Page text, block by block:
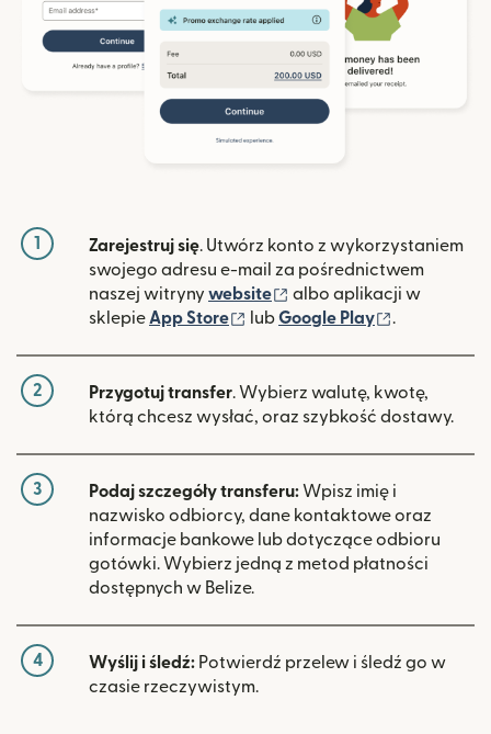
1 Zarejestruj się. Utwórz konto z wykorzystaniem
swojego adresu e-mail za pośrednictwem
naszej witryny website (otwiera się w nowym
albo aplikacji w
sklepie App Store (otwiera się w nowym oknie)
lubGoogle Play .
2 Przygotuj transfer. Wybierz walutę, kwotę,
którą chcesz wysłać, oraz szybkość dostawy.
3 Podaj szczegóły transferu: Wpisz imię i
nazwisko odbiorcy, dane kontaktowe oraz
informacje bankowe lub dotyczące odbioru
gotówki. Wybierz jedną z metod płatności
dostępnych w Belize.
4 Wyślij i śledź: Potwierdź przelew i śledź go w
czasie rzeczywistym.